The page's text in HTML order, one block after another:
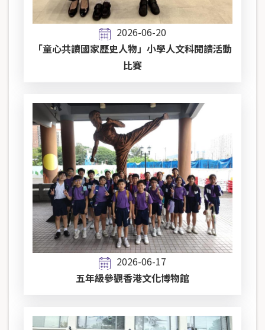
2026-06-20
「童心共讀國家歷史人物」小學人文科閱讀活動
比賽
2026-06-17
五年級參觀香港文化博物館